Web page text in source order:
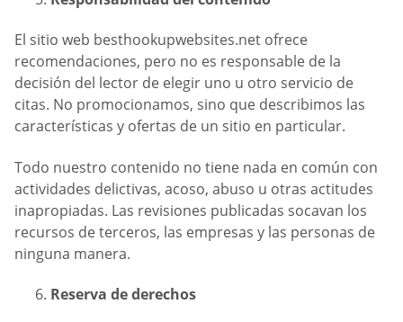
El sitio web besthookupwebsites.net ofrece
recomendaciones, pero no es responsable de la
decisión del lector de elegir uno u otro servicio de
citas. No promocionamos, sino que describimos las
características y ofertas de un sitio en particular.
Todo nuestro contenido no tiene nada en común con
actividades delictivas, acoso, abuso u otras actitudes
inapropiadas. Las revisiones publicadas socavan los
recursos de terceros, las empresas y las personas de
ninguna manera.
Reserva de derechos